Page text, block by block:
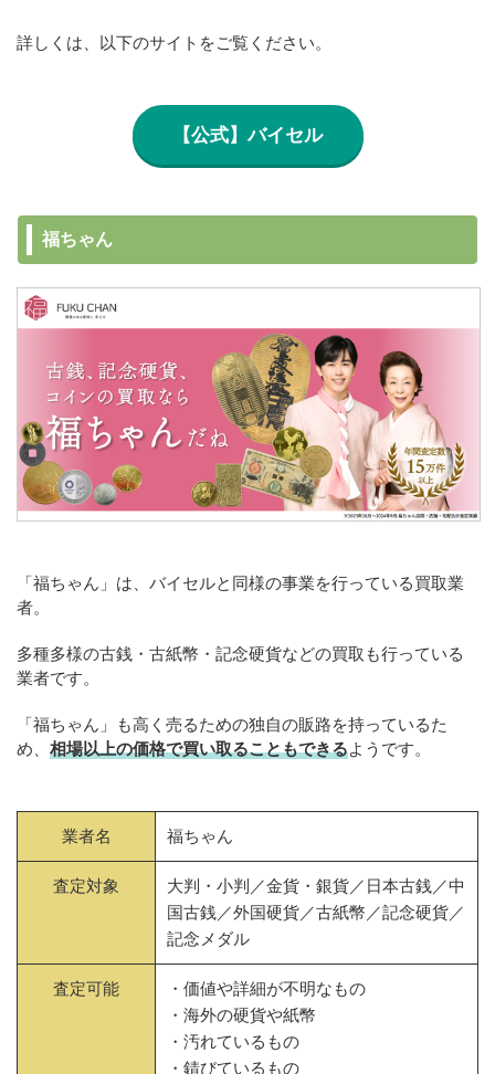
詳しくは、以下のサイトをご覧ください。
【公式】バイセル
福ちゃん
「福ちゃん」は、バイセルと同様の事業を行っている買取業
者。
多種多様の古銭・古紙幣・記念硬貨などの買取も行っている
業者です。
「福ちゃん」も高く売るための独自の販路を持っているた
め、 相場以上の価格で買い取ることもできるようです。
業者名 福ちゃん
査定対象
大判・小判／金貨・銀貨／日本古銭／中
国古銭／外国硬貨／古紙幣／記念硬貨／
記念メダル
査定可能
・価値や詳細が不明なもの
・海外の硬貨や紙幣
・汚れているもの
・錆びているもの